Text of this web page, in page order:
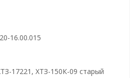
16.00.015
17221, ХТЗ-150К-09 старый